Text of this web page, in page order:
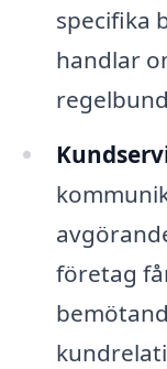
specifika
handlar
företag